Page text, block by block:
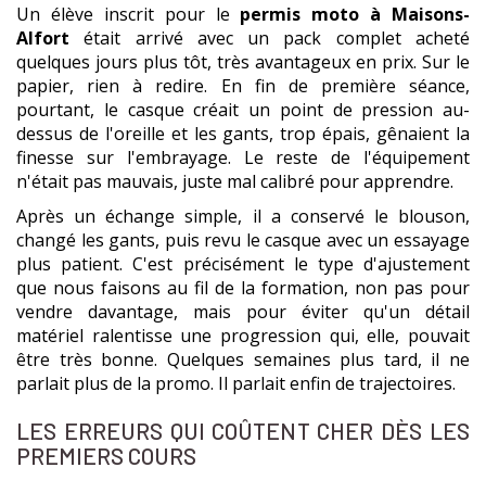
Un élève inscrit pour le permis moto à Maisons-
Alfort était arrivé avec un pack complet acheté
quelques jours plus tôt, très avantageux en prix. Sur le
papier, rien à redire. En fin de première séance,
pourtant, le casque créait un point de pression au-
dessus de l'oreille et les gants, trop épais, gênaient la
finesse sur l'embrayage. Le reste de l'équipement
n'était pas mauvais, juste mal calibré pour apprendre.
Après un échange simple, il a conservé le blouson,
changé les gants, puis revu le casque avec un essayage
plus patient. C'est précisément le type d'ajustement
que nous faisons au fil de la formation, non pas pour
vendre davantage, mais pour éviter qu'un détail
matériel ralentisse une progression qui, elle, pouvait
être très bonne. Quelques semaines plus tard, il ne
parlait plus de la promo. Il parlait enfin de trajectoires.
LES ERREURS QUI COÛTENT CHER DÈS LES
PREMIERS COURS